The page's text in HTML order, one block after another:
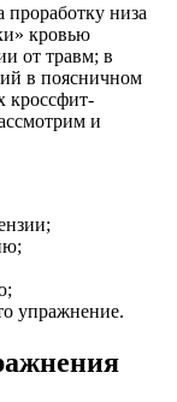
проработку низа
кровью
от травм; в
в поясничном
кроссфит-
и
упражнение.